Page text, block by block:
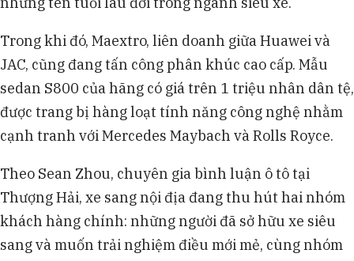
Trong khi đó, Maextro, liên doanh giữa Huawei và
JAC, cũng đang tấn công phân khúc cao cấp. Mẫu
sedan S800 của hãng có giá trên 1 triệu nhân dân tệ,
được trang bị hàng loạt tính năng công nghệ nhằm
cạnh tranh với Mercedes Maybach và Rolls Royce.
Theo Sean Zhou, chuyên gia bình luận ô tô tại
Thượng Hải, xe sang nội địa đang thu hút hai nhóm
khách hàng chính: những người đã sở hữu xe siêu
sang và muốn trải nghiệm điều mới mẻ, cùng nhóm